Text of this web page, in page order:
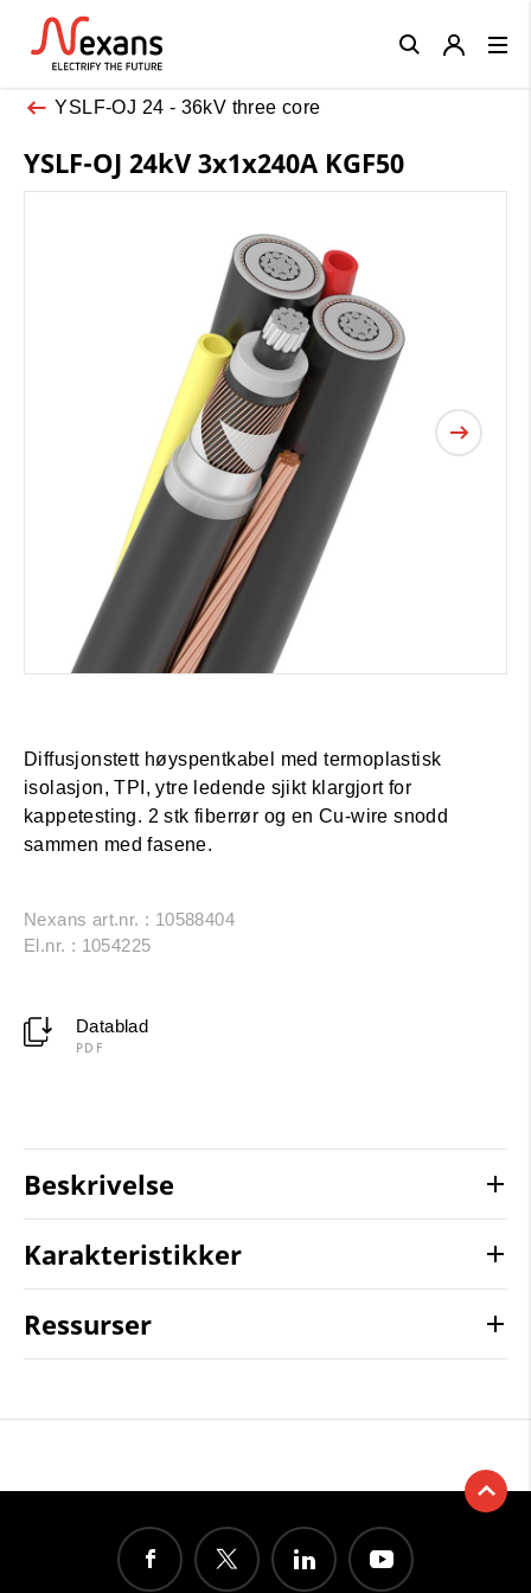
YSLF-OJ 24 - 36kV three core
YSLF-OJ 24kV 3x1x240A KGF50
Diffusjonstett høyspentkabel med termoplastisk
isolasjon, TPI, ytre ledende sjikt klargjort for
kappetesting. 2 stk fiberrør og en Cu-wire snodd
sammen med fasene.
Nexans art.nr. : 10588404
El.nr. : 1054225
Datablad
PDF
Beskrivelse
Karakteristikker
Ressurser
Close